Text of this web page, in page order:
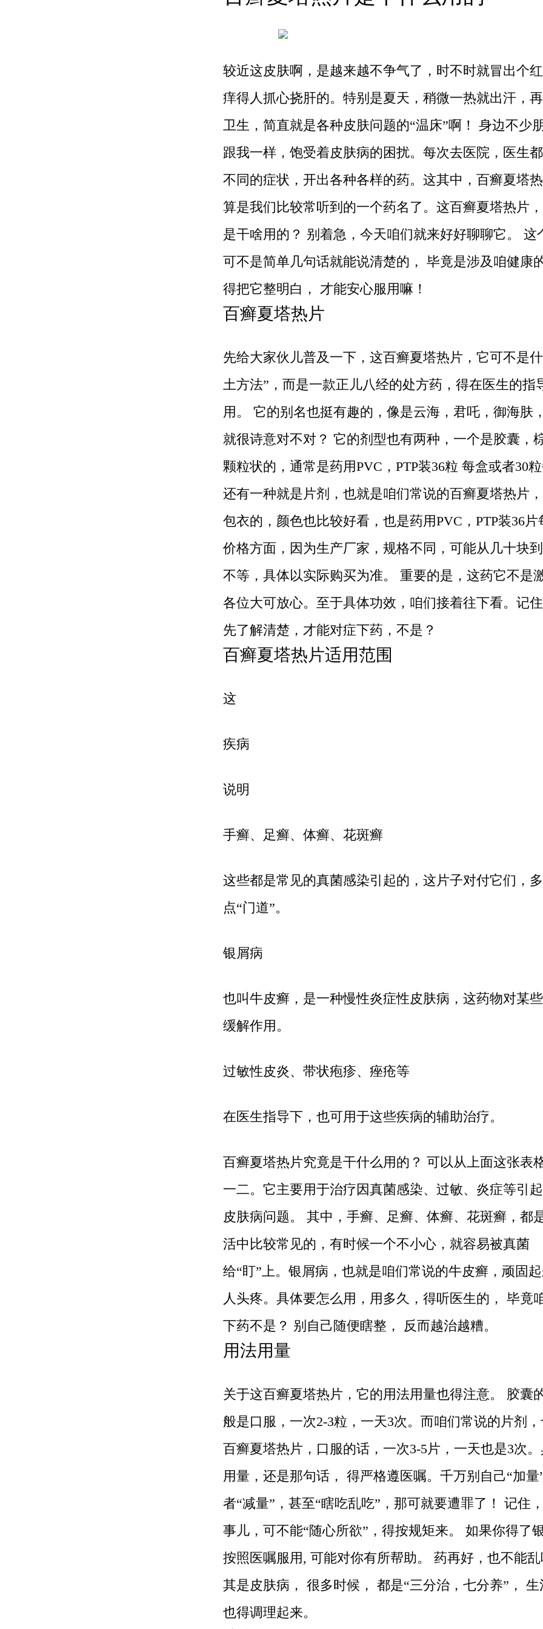
较近这皮肤啊，是越来越不争气了，时不时就冒出个红
痒得人抓心挠肝的。特别是夏天，稍微一热就出汗，
卫生，简直就是各种皮肤问题的“温床”啊！ 身边不少
跟我一样，饱受着皮肤病的困扰。每次去医院，医生
不同的症状，开出各种各样的药。这其中，百癣夏塔
算是我们比较常听到的一个药名了。这百癣夏塔热片
是干啥用的？ 别着急，今天咱们就来好好聊聊它。 这
可不是简单几句话就能说清楚的， 毕竟是涉及咱健康
得把它整明白， 才能安心服用嘛！
百癣夏塔热片
先给大家伙儿普及一下，这百癣夏塔热片，它可不是
土方法”，而是一款正儿八经的处方药，得在医生的指
用。 它的别名也挺有趣的，像是云海，君吒，御海肤
就很诗意对不对？ 它的剂型也有两种，一个是胶囊，
颗粒状的，通常是药用PVC，PTP装36粒 每盒或者30粒
还有一种就是片剂，也就是咱们常说的百癣夏塔热片
包衣的，颜色也比较好看，也是药用PVC，PTP装36片
价格方面，因为生产厂家，规格不同，可能从几十块
不等，具体以实际购买为准。 重要的是，这药它不是
各位大可放心。至于具体功效，咱们接着往下看。记
先了解清楚，才能对症下药，不是？
百癣夏塔热片适用范围
这
疾病
说明
手癣、足癣、体癣、花斑癣
这些都是常见的真菌感染引起的，这片子对付它们，
点“门道”。
银屑病
也叫牛皮癣，是一种慢性炎症性皮肤病，这药物对某
缓解作用。
过敏性皮炎、带状疱疹、痤疮等
在医生指导下，也可用于这些疾病的辅助治疗。
百癣夏塔热片究竟是干什么用的？ 可以从上面这张表
一二。它主要用于治疗因真菌感染、过敏、炎症等引
皮肤病问题。 其中，手癣、足癣、体癣、花斑癣，都
活中比较常见的，有时候一个不小心，就容易被真菌
给“盯”上。银屑病，也就是咱们常说的牛皮癣，顽固
人头疼。具体要怎么用，用多久，得听医生的， 毕竟
下药不是？ 别自己随便瞎整， 反而越治越糟。
用法用量
关于这百癣夏塔热片，它的用法用量也得注意。 胶囊
般是口服，一次2-3粒，一天3次。而咱们常说的片剂
百癣夏塔热片，口服的话，一次3-5片，一天也是3次
用量，还是那句话， 得严格遵医嘱。千万别自己“加量
者“减量”，甚至“瞎吃乱吃”，那可就要遭罪了！ 记住
事儿，可不能“随心所欲”，得按规矩来。 如果你得了
按照医嘱服用, 可能对你有所帮助。 药再好，也不能
其是皮肤病， 很多时候， 都是“三分治，七分养”，
也得调理起来。